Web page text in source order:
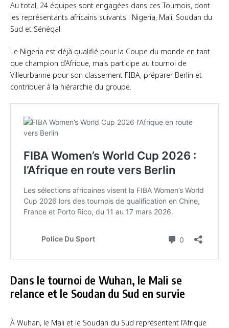
Au total, 24 équipes sont engagées dans ces Tournois, dont
les représentants africains suivants : Nigeria, Mali, Soudan du
Sud et Sénégal.
Le Nigeria est déjà qualifié pour la Coupe du monde en tant
que champion d’Afrique, mais participe au tournoi de
Villeurbanne pour son classement FIBA, préparer Berlin et
contribuer à la hiérarchie du groupe.
Dans le tournoi de Wuhan, le Mali se
relance et le Soudan du Sud en survie
À Wuhan, le Mali et le Soudan du Sud représentent l’Afrique